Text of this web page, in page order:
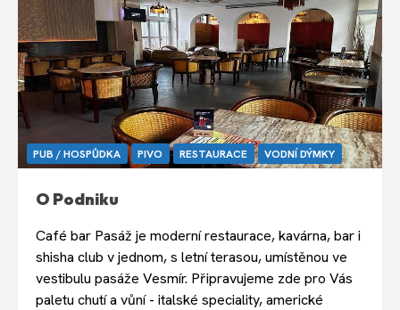
PUB / HOSPŮDKA PIVO RESTAURACE VODNÍ DÝMKY
O Podniku
Café bar Pasáž je moderní restaurace, kavárna, bar i
shisha club v jednom, s letní terasou, umístěnou ve
vestibulu pasáže Vesmír. Připravujeme zde pro Vás
paletu chutí a vůní - italské speciality, americké